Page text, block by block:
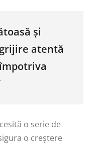
și
atentă
o serie de
o creștere